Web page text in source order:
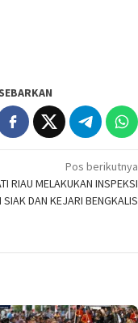
Pos berikutnya
RIAU MELAKUKAN INSPEKSI
DAN KEJARI BENGKALIS